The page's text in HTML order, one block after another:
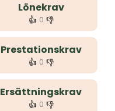
Lönekrav
👍 0 👎
Prestationskrav
👍 0 👎
Ersättningskrav
👍 0 👎